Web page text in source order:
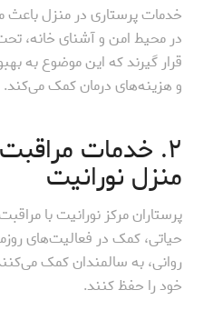
خدمات پرستاری در منزل باعث
در محیط امن و آشنای خانه،
قرار گیرند که این موضوع به
و هزینه‌های درمان کمک می‌کند.
۲. خدمات
منزل نورانیت
پرستاران مرکز نورانیت با
حیاتی، کمک در فعالیت‌های
روانی، به سالمندان کمک
خود را حفظ کنند.